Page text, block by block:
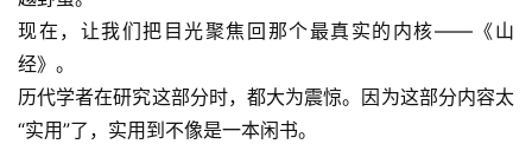
现在，让我们把目光聚焦回那个最真实的内核——《山
经》。
历代学者在研究这部分时，都大为震惊。因为这部分内容太
“实用”了，实用到不像是一本闲书。